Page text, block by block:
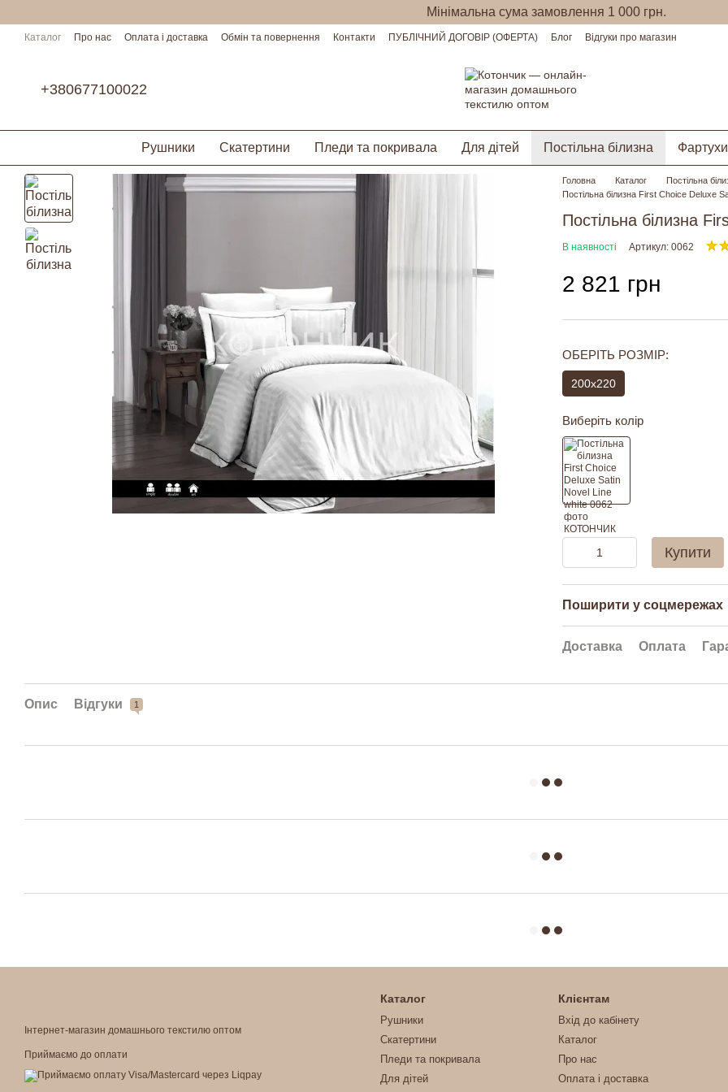
Мінімальна сума замовлення 1 000 грн.
Каталог Про нас Оплата і доставка Обмін та повернення Контакти ПУБЛІЧНИЙ ДОГОВІР (ОФЕРТА) Блог
Відгуки про магазин
+380677100022
Рушники Скатертини Пледи та покривала Для дітей Постільна білизна
Головна Каталог Постільна
Постільна білизна First Choice Deluxe
Постільна білизна
В наявності Артикул: 0062
2 821 грн
ОБЕРІТЬ РОЗМІР:
200x220
Виберіть колір
Купити
Поширити у соцмережах
Доставка Оплата
Опис Відгуки 1
Інтернет-магазин домашнього текстилю оптом
Приймаємо до оплати
Каталог
Рушники
Скатертини
Пледи та покривала
Для дітей
Клієнтам
Вхід до кабінету
Каталог
Про нас
Оплата і доставка